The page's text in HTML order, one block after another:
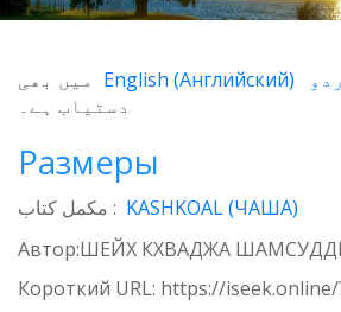
English (Английский)
میں بھی
دستیاب ہے۔
Размеры
مکمل کتاب : KASHKOAL (ЧАША)
Автор:ШЕЙХ КХВАДЖА
Короткий URL: https://iseek.online/